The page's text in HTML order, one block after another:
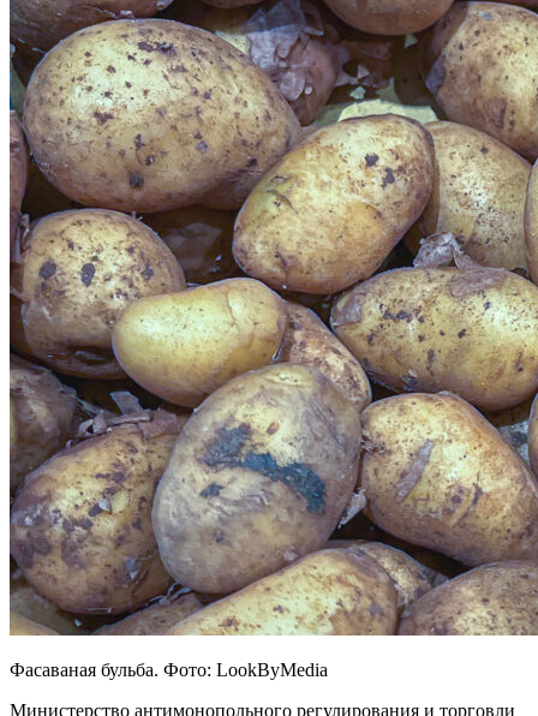
Фасаваная бульба. Фото: LookByMedia
Министерство антимонопольного регулирования и торговли